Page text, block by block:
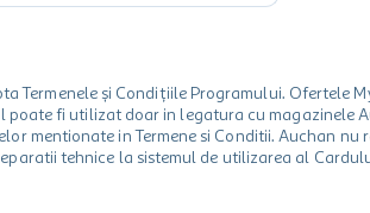
Termenele și Condițiile Programului. Ofertele
fi utilizat doar in legatura cu magazinele
mentionate in Termene si Conditii. Auchan nu
tehnice la sistemul de utilizarea al